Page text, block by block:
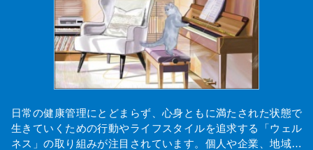
日常の健康管理にとどまらず、心身ともに満たされた状態で
生きていくための行動やライフスタイルを追求する「ウェル
ネス」の取り組みが注目されています。個人や企業、地域…